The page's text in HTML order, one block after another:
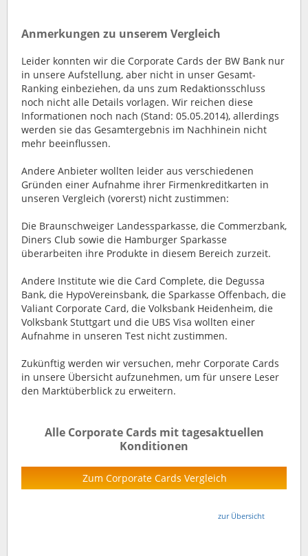
Anmerkungen zu unserem Vergleich
Leider konnten wir die Corporate Cards der BW Bank nur
in unsere Aufstellung, aber nicht in unser Gesamt-
Ranking einbeziehen, da uns zum Redaktionsschluss
noch nicht alle Details vorlagen. Wir reichen diese
Informationen noch nach (Stand: 05.05.2014), allerdings
werden sie das Gesamtergebnis im Nachhinein nicht
mehr beeinflussen.
Andere Anbieter wollten leider aus verschiedenen
Gründen einer Aufnahme ihrer Firmenkreditkarten in
unseren Vergleich (vorerst) nicht zustimmen:
Die Braunschweiger Landessparkasse, die Commerzbank,
Diners Club sowie die Hamburger Sparkasse
überarbeiten ihre Produkte in diesem Bereich zurzeit.
Andere Institute wie die Card Complete, die Degussa
Bank, die HypoVereinsbank, die Sparkasse Offenbach, die
Valiant Corporate Card, die Volksbank Heidenheim, die
Volksbank Stuttgart und die UBS Visa wollten einer
Aufnahme in unseren Test nicht zustimmen.
Zukünftig werden wir versuchen, mehr Corporate Cards
in unsere Übersicht aufzunehmen, um für unsere Leser
den Marktüberblick zu erweitern.
Alle Corporate Cards mit tagesaktuellen
Konditionen
Zum Corporate Cards Vergleich
zur Übersicht